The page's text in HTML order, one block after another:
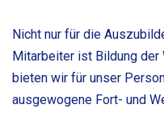
Nicht nur für die
Mitarbeiter ist Bildung der
bieten wir für unser
ausgewogene Fort- und